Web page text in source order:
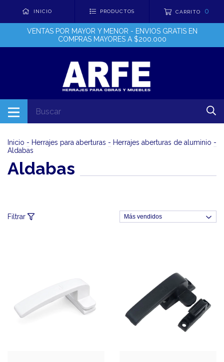
INICIO PRODUCTOS CARRITO 0
VENTAS POR MAYOR Y MENOR - ENVIOS GRATIS EN
COMPRAS MAYORES A $200.000
Inicio - Herrajes para aberturas - Herrajes aberturas de aluminio -
Aldabas
Aldabas
Filtrar